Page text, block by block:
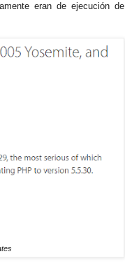
eran de ejecución de